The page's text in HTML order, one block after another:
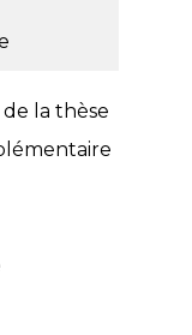
de la thèse